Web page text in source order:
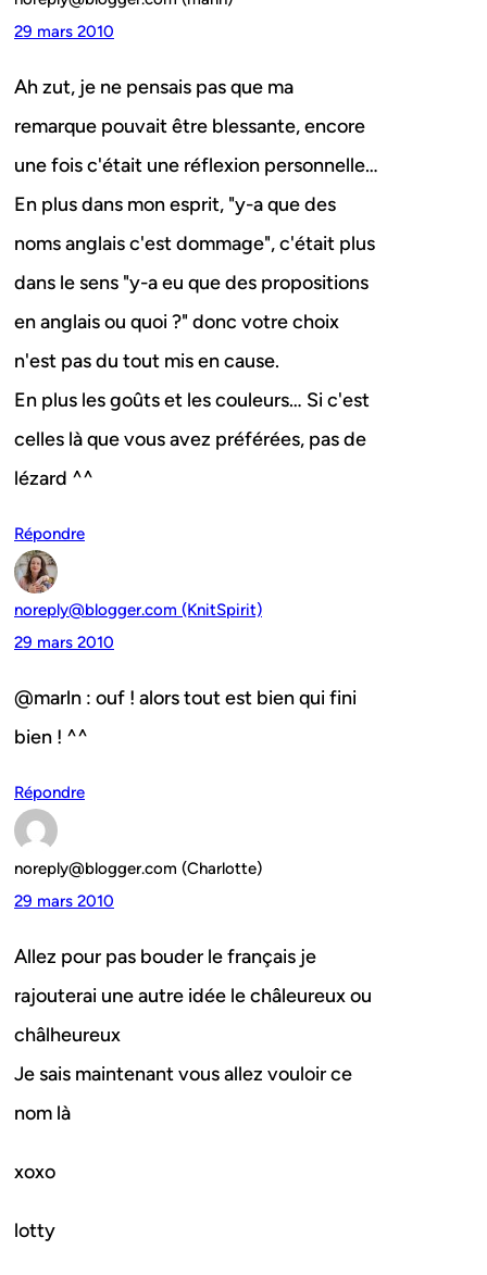
29 mars 2010
Ah zut, je ne pensais pas que ma
remarque pouvait être blessante, encore
une fois c'était une réflexion personnelle…
En plus dans mon esprit, "y-a que des
noms anglais c'est dommage", c'était plus
dans le sens "y-a eu que des propositions
en anglais ou quoi ?" donc votre choix
n'est pas du tout mis en cause.
En plus les goûts et les couleurs… Si c'est
celles là que vous avez préférées, pas de
lézard ^^
Répondre
noreply@blogger.com (KnitSpirit)
29 mars 2010
@marln : ouf ! alors tout est bien qui fini
bien ! ^^
Répondre
noreply@blogger.com (Charlotte)
29 mars 2010
Allez pour pas bouder le français je
rajouterai une autre idée le châleureux ou
châlheureux
Je sais maintenant vous allez vouloir ce
nom là
xoxo
lotty